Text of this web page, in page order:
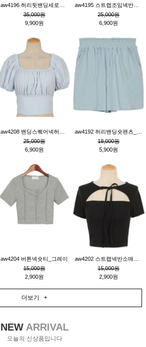
35,000원
9,900원
25,000원
6,900원
25,000원
6,900원
18,000원
5,900원
aw4204 버튼넥숏티_그레이
15,000원
2,900원
15,000원
2,900원
더보기 +
NEWARRIVAL
오늘의 신상품입니다